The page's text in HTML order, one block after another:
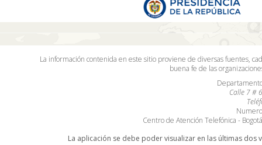
La información contenida en este sitio proviene de diversas fuentes,
buena fe de las
Calle 7 #
Centro de Atención Telefónica -
La aplicación se debe poder visualizar en las últimas